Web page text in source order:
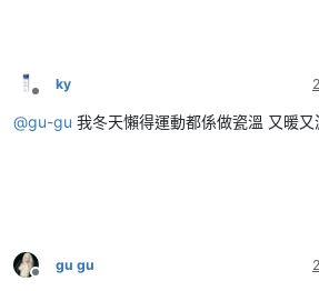
離線
ky
@gu-gu 我冬天懶得運動都係做瓷溫 又暖又
離線
gu gu